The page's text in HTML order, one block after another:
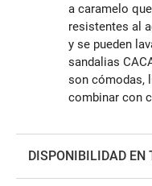
a caramelo
resistentes al
y se pueden
sandalias
son cómodas,
combinar con
DISPONIBILIDAD EN